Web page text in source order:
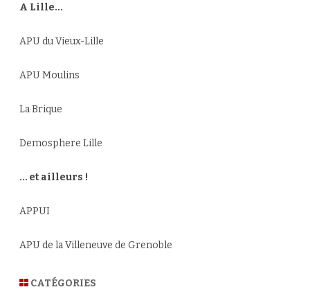
A Lille…
APU du Vieux-Lille
APU Moulins
La Brique
Demosphere Lille
… et ailleurs !
APPUI
APU de la Villeneuve de Grenoble
CATÉGORIES